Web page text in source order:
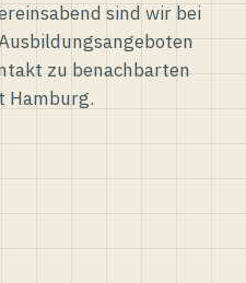
sind wir bei
zu benachbarten
Hamburg.